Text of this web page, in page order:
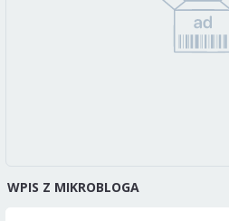
WPIS Z MIKROBLOGA